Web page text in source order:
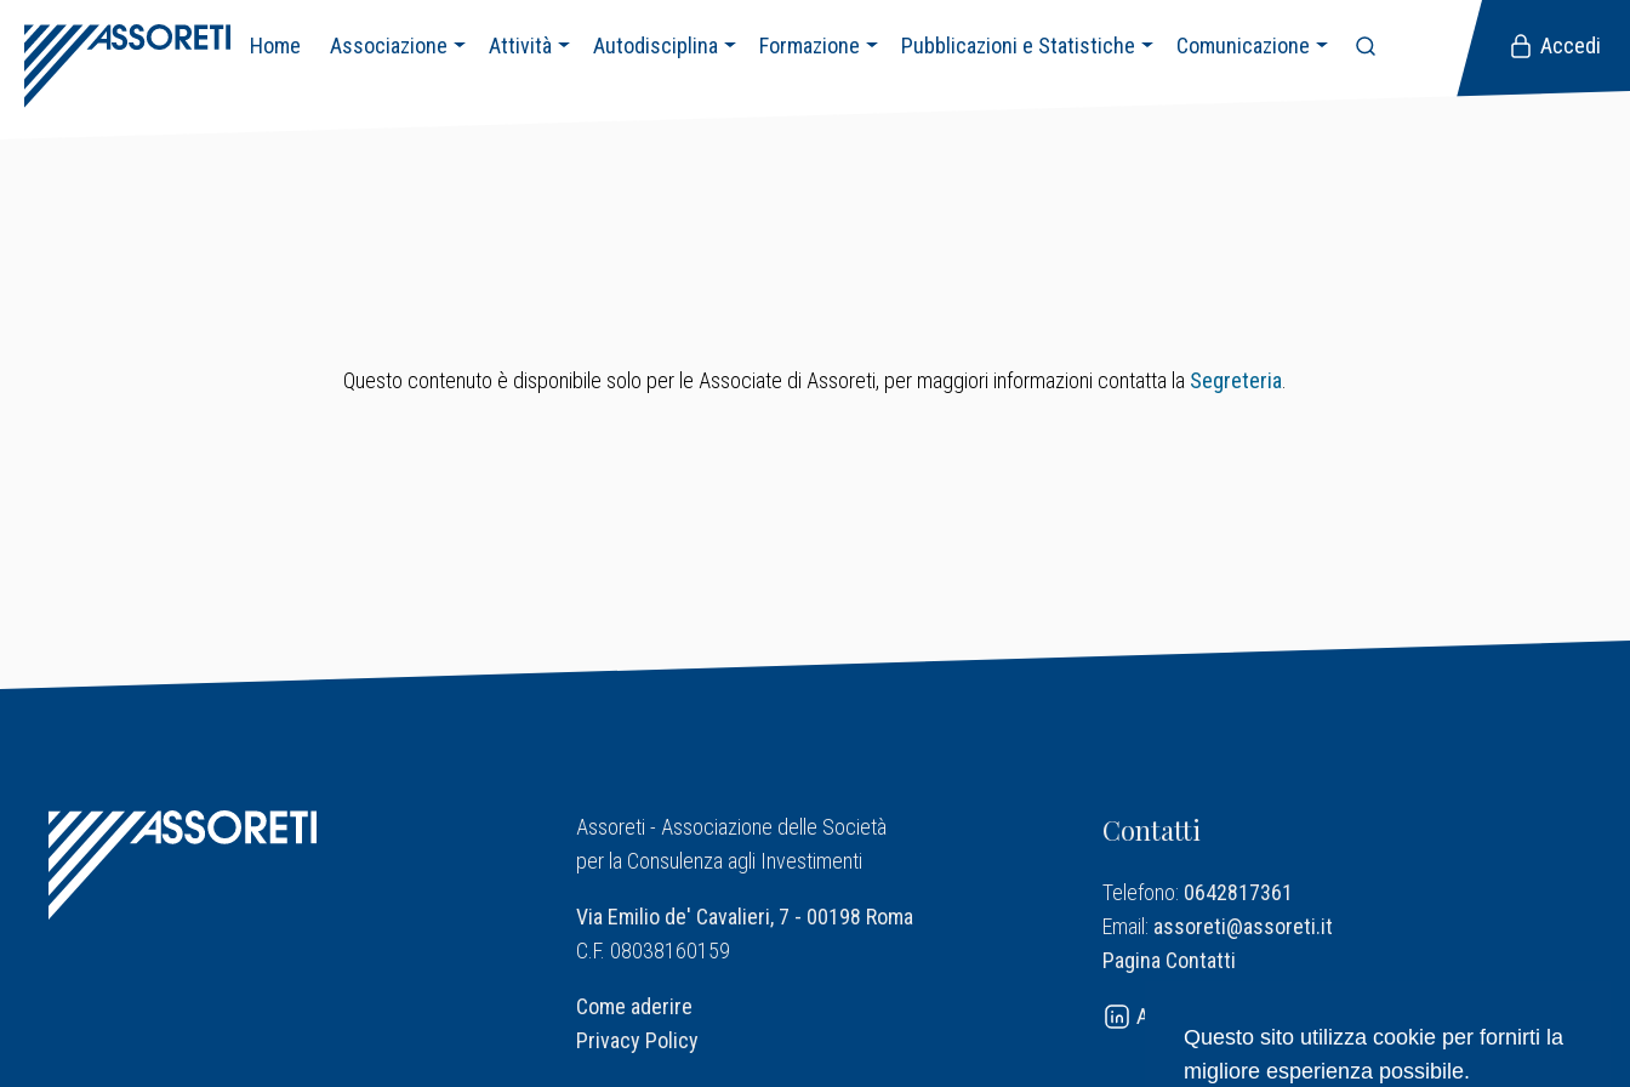
Questo sito utilizza cookie per fornirti la
migliore esperienza possibile.
Accedi
Home Associazione Attività Autodisciplina Formazione Pubblicazioni e Statistiche Comunicazione
Questo contenuto è disponibile solo per le Associate di Assoreti, per maggiori informazioni contatta la Segreteria
Assoreti - Associazione delle Società
per la Consulenza agli Investimenti
Via Emilio de' Cavalieri, 7 - 00198 Roma
C.F. 08038160159
Come aderire
Privacy Policy
Contatti
Telefono: 0642817361
Email: assoreti@assoreti.it
Pagina Contatti
Assoreti su Linkedin